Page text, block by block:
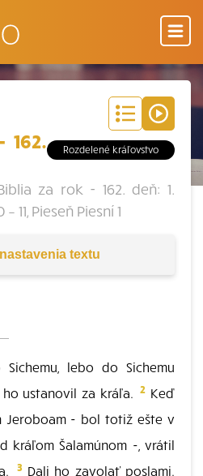
Rozdelené kráľovstvo
za rok - 162. deň: 1.
11, Pieseň Piesní 1
nastavenia textu
lebo do Sichemu
ustanovil za kráľa. 2 Keď
Jeroboam - bol totiž ešte v
kráľom Šalamúnom -, vrátil
3Dali ho zavolať poslami.